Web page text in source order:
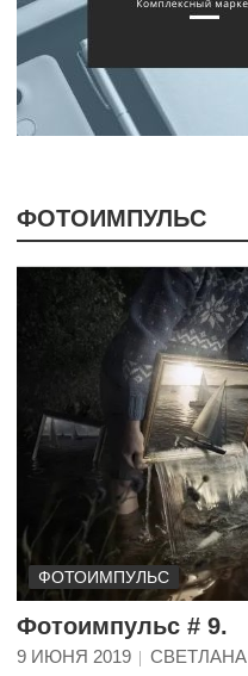
ФОТОИМПУЛЬС
ФОТОИМПУЛЬС
Фотоимпульс # 9.
9 ИЮНЯ 2019
СВЕТЛАНА